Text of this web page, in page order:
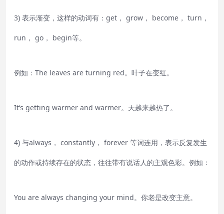
3) 表示渐变，这样的动词有：get， grow， become， turn，
run， go， begin等。
例如：The leaves are turning red。叶子在变红。
It‘s getting warmer and warmer。天越来越热了。
4) 与always， constantly， forever 等词连用，表示反复发生
的动作或持续存在的状态，往往带有说话人的主观色彩。例如：
You are always changing your mind。你老是改变主意。